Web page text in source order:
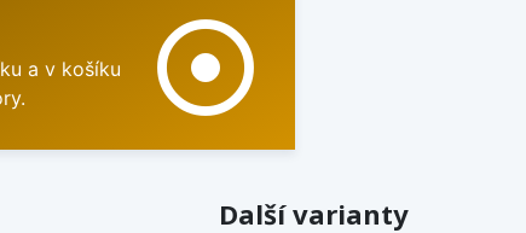
a v košíku
adjust
Další varianty